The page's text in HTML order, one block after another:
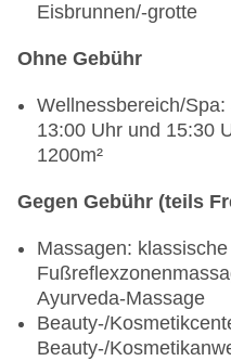
Eisbrunnen/-grotte
Ohne Gebühr
Wellnessbereich/
13:00 Uhr und 15:30
1200m²
Gegen Gebühr (teils
Massagen:
Ayurveda-Massage
Beauty-/
Beauty-/